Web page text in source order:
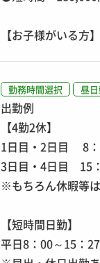
【お子様がいる
勤務時間選択 昼
出勤例
【4勤2休】
1日目・2日目 8
3日目・4日目 15
※もちろん休暇等
【短時間日勤】
平日8：00～15：